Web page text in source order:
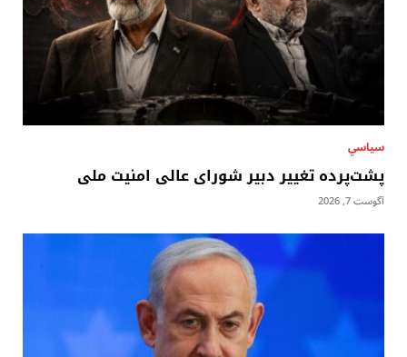
سياسي
پشت‌پرده تغییر دبیر شورای عالی امنیت ملی
آگوست 7, 2026